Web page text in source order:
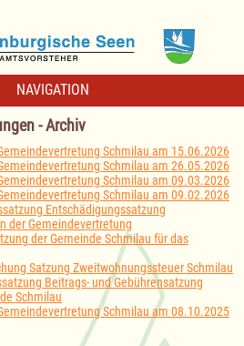
NAVIGATION
- Archiv
Schmilau am 15.06.2026
Schmilau am 26.05.2026
Schmilau am 09.03.2026
Schmilau am 09.02.2026
Entschädigungssatzung
der Gemeindevertretung
der Gemeinde Schmilau für das
Satzung Zweitwohnungssteuer Schmilau
Beitrags- und Gebührensatzung
Schmilau
Schmilau am 08.10.2025